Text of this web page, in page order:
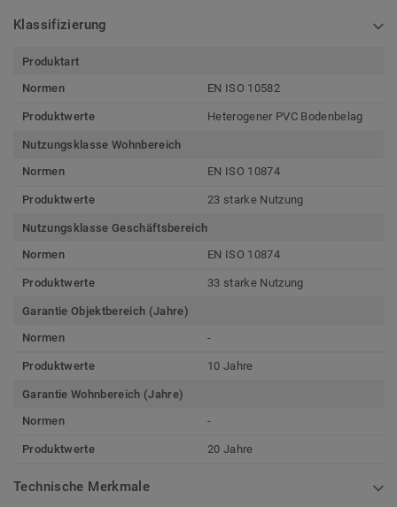
Klassifizierung
Produktart
Normen
EN ISO 10582
Produktwerte Heterogener PVC Bodenbelag
Nutzungsklasse Wohnbereich
Normen
EN ISO 10874
Produktwerte 23 starke Nutzung
Nutzungsklasse Geschäftsbereich
Normen
EN ISO 10874
Produktwerte 33 starke Nutzung
Garantie Objektbereich (Jahre)
Normen
-
Produktwerte 10 Jahre
Garantie Wohnbereich (Jahre)
Normen
-
Produktwerte 20 Jahre
Technische Merkmale